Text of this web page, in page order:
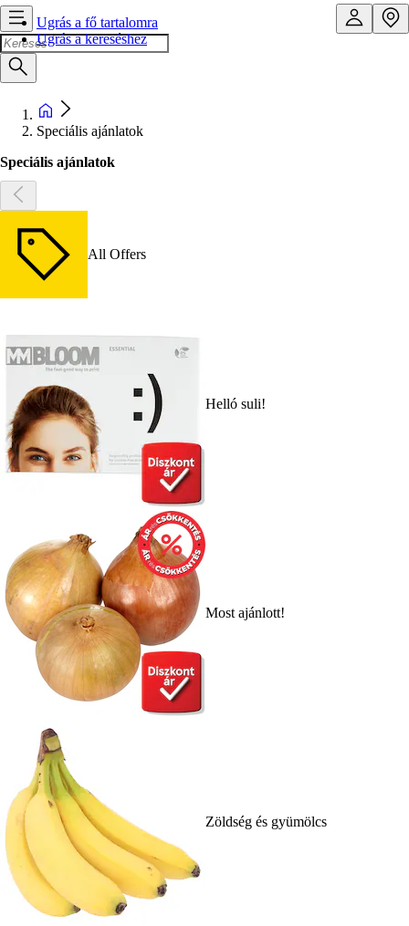
Ugrás a fő tartalomra
Ugrás a kereséshez
Speciális ajánlatok
Speciális ajánlatok
All Offers
Helló suli!
Most ajánlott!
Zöldség és gyümölcs